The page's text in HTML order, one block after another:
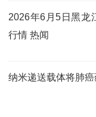
2026年6月5日黑龙
行情 热闻
纳米递送载体将肺